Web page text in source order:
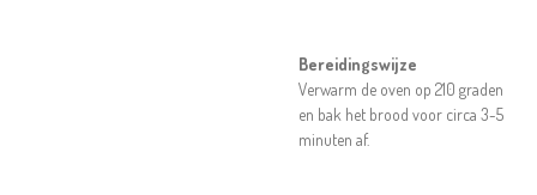
Bereidingswijze
Verwarm de oven op 210 graden
en bak het brood voor circa 3-5
minuten af.